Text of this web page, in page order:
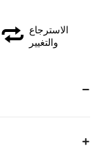
الاسترجاع
والتغيير